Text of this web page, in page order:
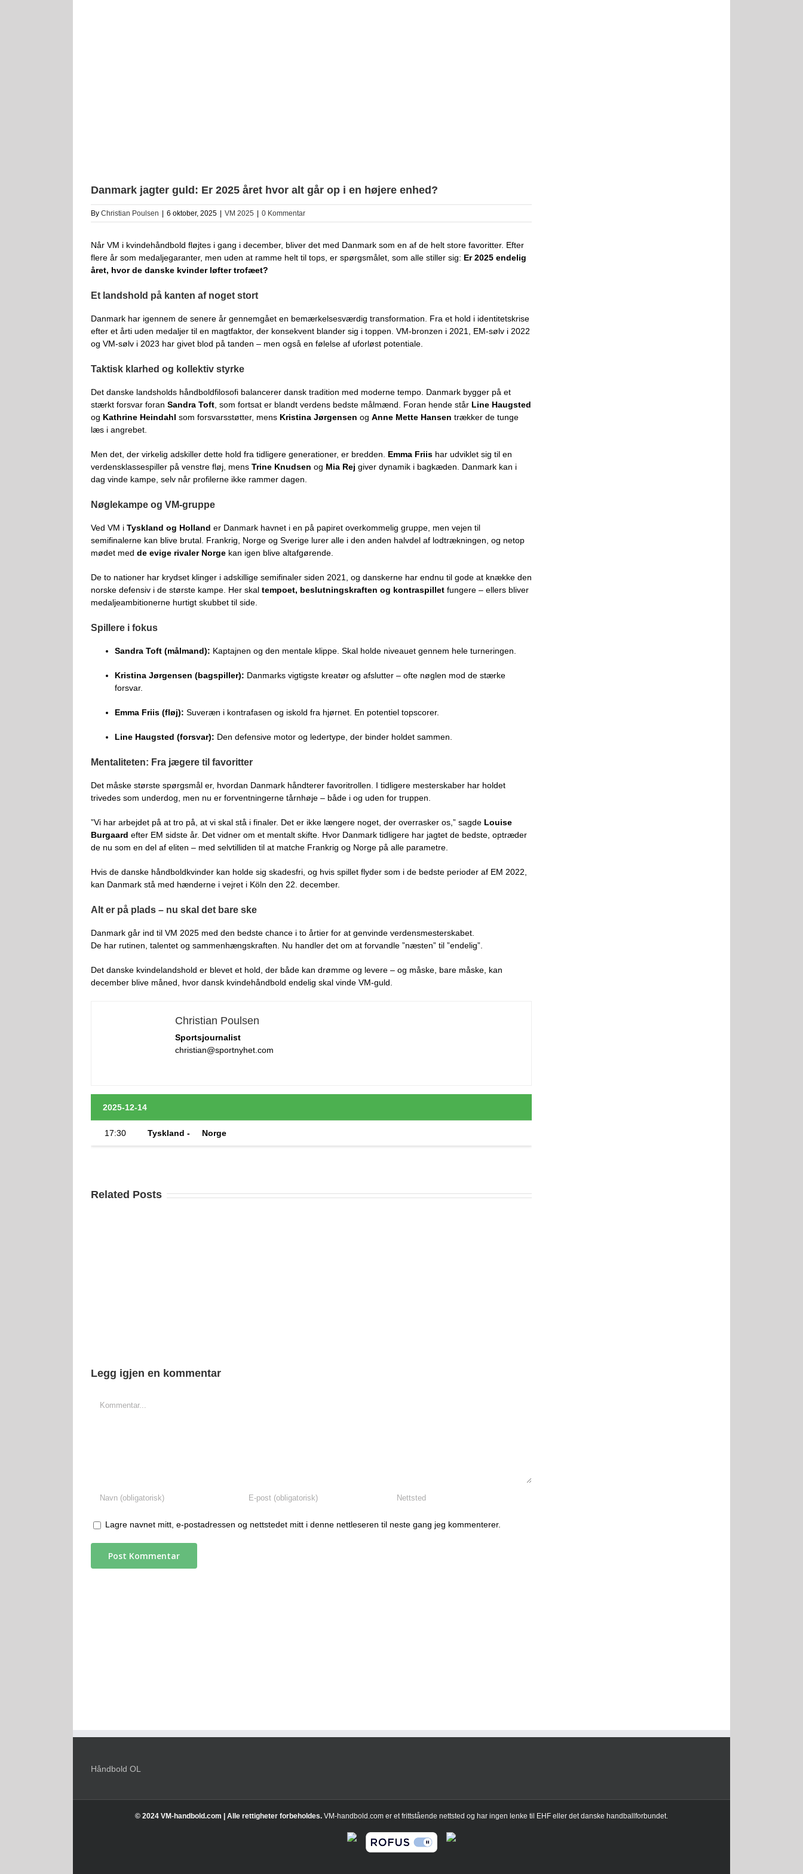
Danmark jagter guld: Er 2025 året hvor alt går op i en højere enhed?
By Christian Poulsen 6 oktober, 2025 VM 2025 0 Kommentar
Når VM i kvindehåndbold fløjtes i gang i december, bliver det med Danmark som en af de helt store favoritter. Efter
flere år som medaljegaranter, men uden at ramme helt til tops, er spørgsmålet, som alle stiller sig: Er 2025 endelig
året, hvor de danske kvinder løfter trofæet?
Et landshold på kanten af noget stort
Danmark har igennem de senere år gennemgået en bemærkelsesværdig transformation. Fra et hold i identitetskrise
efter et årti uden medaljer til en magtfaktor, der konsekvent blander sig i toppen. VM-bronzen i 2021, EM-sølv i 2022
og VM-sølv i 2023 har givet blod på tanden – men også en følelse af uforløst potentiale.
Taktisk klarhed og kollektiv styrke
Det danske landsholds håndboldfilosofi balancerer dansk tradition med moderne tempo. Danmark bygger på et
stærkt forsvar foran Sandra Toft , som fortsat er blandt verdens bedste målmænd. Foran hende står Line Haugsted
og Kathrine Heindahl som forsvarsstøtter, mens Kristina Jørgensen og Anne Mette Hansen trækker de tunge
læs i angrebet.
Men det, der virkelig adskiller dette hold fra tidligere generationer, er bredden. Emma Friis har udviklet sig til en
verdensklassespiller på venstre fløj, mens Trine Knudsen og Mia Rej giver dynamik i bagkæden. Danmark kan i
dag vinde kampe, selv når profilerne ikke rammer dagen.
Nøglekampe og VM-gruppe
Ved VM i Tyskland og Holland er Danmark havnet i en på papiret overkommelig gruppe, men vejen til
semifinalerne kan blive brutal. Frankrig, Norge og Sverige lurer alle i den anden halvdel af lodtrækningen, og netop
mødet med de evige rivaler Norge kan igen blive altafgørende.
De to nationer har krydset klinger i adskillige semifinaler siden 2021, og danskerne har endnu til gode at knække den
norske defensiv i de største kampe. Her skal tempoet, beslutningskraften og kontraspillet fungere – ellers bliver
medaljeambitionerne hurtigt skubbet til side.
Spillere i fokus
Sandra Toft (målmand): Kaptajnen og den mentale klippe. Skal holde niveauet gennem hele turneringen.
Kristina Jørgensen (bagspiller): Danmarks vigtigste kreatør og afslutter – ofte nøglen mod de stærke
forsvar.
Emma Friis (fløj): Suveræn i kontrafasen og iskold fra hjørnet. En potentiel topscorer.
Line Haugsted (forsvar): Den defensive motor og ledertype, der binder holdet sammen.
Mentaliteten: Fra jægere til favoritter
Det måske største spørgsmål er, hvordan Danmark håndterer favoritrollen. I tidligere mesterskaber har holdet
trivedes som underdog, men nu er forventningerne tårnhøje – både i og uden for truppen.
”Vi har arbejdet på at tro på, at vi skal stå i finaler. Det er ikke længere noget, der overrasker os,” sagde Louise
Burgaard efter EM sidste år. Det vidner om et mentalt skifte. Hvor Danmark tidligere har jagtet de bedste, optræder
de nu som en del af eliten – med selvtilliden til at matche Frankrig og Norge på alle parametre.
Hvis de danske håndboldkvinder kan holde sig skadesfri, og hvis spillet flyder som i de bedste perioder af EM 2022,
kan Danmark stå med hænderne i vejret i Köln den 22. december.
Alt er på plads – nu skal det bare ske
Danmark går ind til VM 2025 med den bedste chance i to årtier for at genvinde verdensmesterskabet.
De har rutinen, talentet og sammenhængskraften. Nu handler det om at forvandle ”næsten” til ”endelig”.
Det danske kvindelandshold er blevet et hold, der både kan drømme og levere – og måske, bare måske, kan
december blive måned, hvor dansk kvindehåndbold endelig skal vinde VM-guld.
Christian Poulsen
Sportsjournalist
christian@sportnyhet.com
2025-12-14
17:30 Tyskland - Norge
Related Posts
Legg igjen en kommentar
Lagre navnet mitt, e-postadressen og nettstedet mitt i denne nettleseren til neste gang jeg kommenterer.
Håndbold OL
© 2024 VM-handbold.com | Alle rettigheter forbeholdes. VM-handbold.com er et frittstående nettsted og har ingen lenke til EHF eller det danske handballforbundet.